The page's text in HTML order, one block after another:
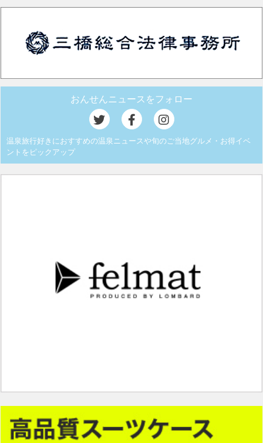
おんせんニュースをフォロー
温泉旅行好きにおすすめの温泉ニュースや旬のご当地グルメ・お得イベ
ントをピックアップ